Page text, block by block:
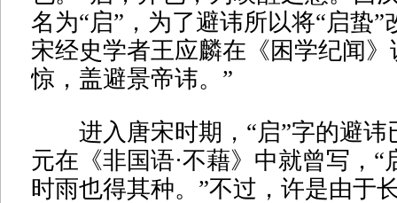
名为“启”，为了避讳所以将“启蛰”
宋经史学者王应麟在《困学纪闻》
惊，盖避景帝讳。”
进入唐宋时期，“启”字的避讳
元在《非国语·不藉》中就曾写，“
时雨也得其种。”不过，许是由于